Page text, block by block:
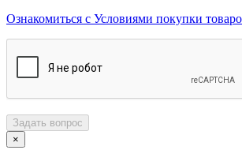
Ознакомиться с Условиями покупки
Задать вопрос
×